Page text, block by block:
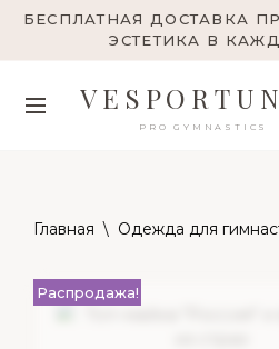
БЕСПЛАТНАЯ ДОСТАВКА
ЭСТЕТИКА В
PRO GYMNASTICS
Главная \ Одежда для
Распродажа!